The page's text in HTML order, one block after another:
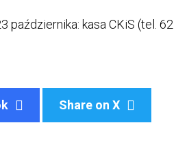
października: kasa CKiS (tel. 62
Share on X 